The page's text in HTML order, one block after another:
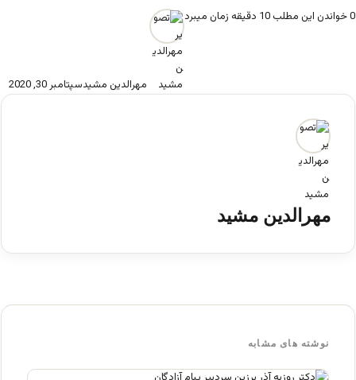
مهرالدین مشیدسپتامبر 30, 2020
0خواندن این مطلب 10 دقیقه زمان میبرد
مهرالدین مشید
نوشته های مشابه